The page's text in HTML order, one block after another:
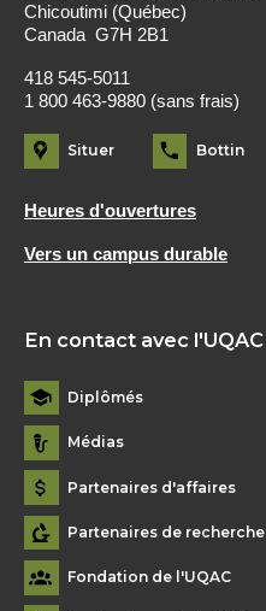
Chicoutimi (Québec)
Canada G7H 2B1
418 545-5011
1 800 463-9880 (sans frais)
Situer Bottin
Heures d'ouvertures
Vers un campus durable
En contact avec l'UQAC
Diplômés
Médias
Partenaires d'affaires
Partenaires de recherche
Fondation de l'UQAC